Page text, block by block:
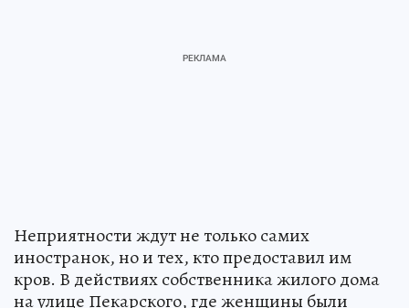
Неприятности ждут не только самих
иностранок, но и тех, кто предоставил им
кров. В действиях собственника жилого дома
на улице Пекарского, где женщины были